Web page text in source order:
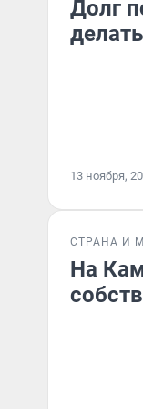
Долг
13 ноября,
СТРАНА И
На